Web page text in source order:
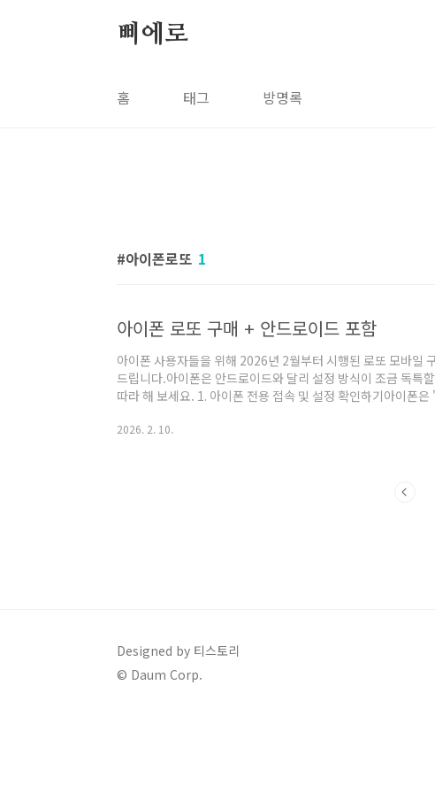
삐에로
홈 태그 방명록
아이폰로또 1
아이폰 로또 구매 + 안드로이드 포함
아이폰 사용자들을 위해 2026년 2월부터 시행된 로또 모바일
드립니다.아이폰은 안드로이드와 달리 설정 방식이 조금 독특
따라 해 보세요. 1. 아이폰 전용 접속 및 설정 확인하기아이폰
모바일 페이지에 접속합니다.로그인 및 인증: 회원가입 후 휴대
2026. 2. 10.
Designed by 티스토리
© Daum Corp.